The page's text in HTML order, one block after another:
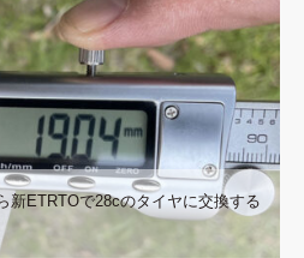
新ETRTOで28cのタイヤに交換する